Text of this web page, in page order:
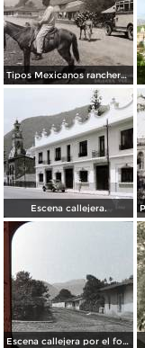
Tipos Mexicanos ranchero motivo tipico..
Escena callejera.
Escena callejera por el fotografo William H. Rau..